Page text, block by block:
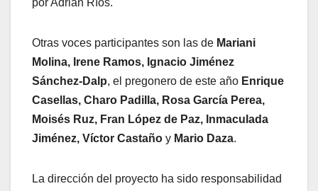
por Adrián Ríos.
Otras voces participantes son las de Mariani
Molina, Irene Ramos, Ignacio Jiménez
Sánchez-Dalp, el pregonero de este año Enrique
Casellas, Charo Padilla, Rosa García Perea,
Moisés Ruz, Fran López de Paz, Inmaculada
Jiménez, Víctor Castaño y Mario Daza.
La dirección del proyecto ha sido responsabilidad